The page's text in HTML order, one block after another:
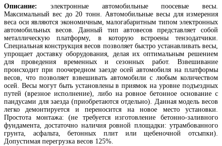
Описание: электронные автомобильные поосевые весы.
Максимальный вес до 20 тонн. Автомобильные весы для измерения
веса оси являются экономичным, малогабаритным типом электронных
автомобильных весов. Данный тип автовесов представляет собой
металлическую платформу, в которую встроены тензодатчики.
Специальная конструкция весов позволяет быстро устанавливать весы,
упрощает доставку оборудования, делая их оптимальным решением
для проведения временных и сезонных работ. Взвешивание
происходит при поочередном заезде осей автомобиля на платформы
весов, что позволяет взвешивать автомобили с любым количеством
осей. Весы могут быть установлены в приямок на уровне подъездных
путей (врезное исполнение), либо на ровное бетонное основание с
пандусами для заезда (приобретаются отдельно). Данная модель весов
легко демонтируется и переносится на новое место установки.
Простота монтажа: (не требуется изготовление бетонно-заливного
фундамента, достаточно наличия ровной площадки: утрамбованного
грунта, асфальта, бетонных плит или щебеночной отсыпки).
Допустимая перегрузка весов 125%.